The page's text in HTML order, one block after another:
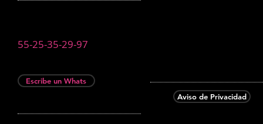
55-25-35-29-97
Escribe un Whats
Aviso de Privacidad